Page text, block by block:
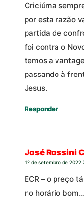
Criciúma
por esta razão
partida de
foi contra o
temos a
passando à
Jesus.
Responder
José Rossini
12 de setembro de 2022
ECR – o preço
no horário